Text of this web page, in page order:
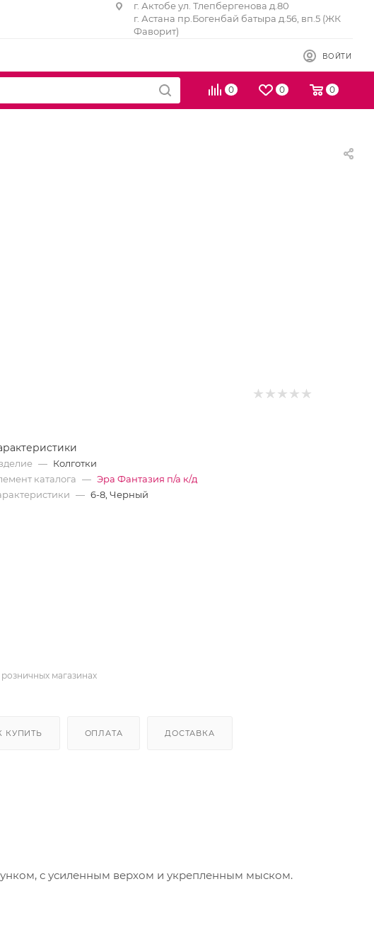
г. Актобе ул. Тлепбергенова д.80
г. Астана пр.Богенбай батыра д.56, вп.5 (ЖК
Фаворит)
ВОЙТИ
0 0 0
— Колготки
каталога — Эра Фантазия п/а к/д
— 6-8, Черный
магазинах
КУПИТЬ ОПЛАТА ДОСТАВКА
с усиленным верхом и укрепленным мыском.